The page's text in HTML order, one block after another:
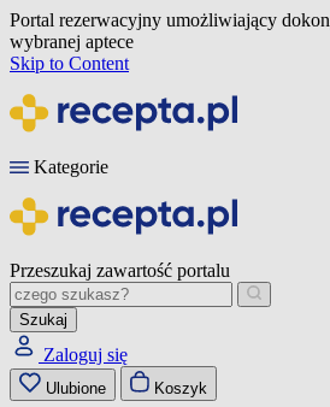
Portal rezerwacyjny umożliwiający
wybranej aptece
Skip to Content
Kategorie
Przeszukaj zawartość portalu
Szukaj
Zaloguj się
Ulubione Koszyk